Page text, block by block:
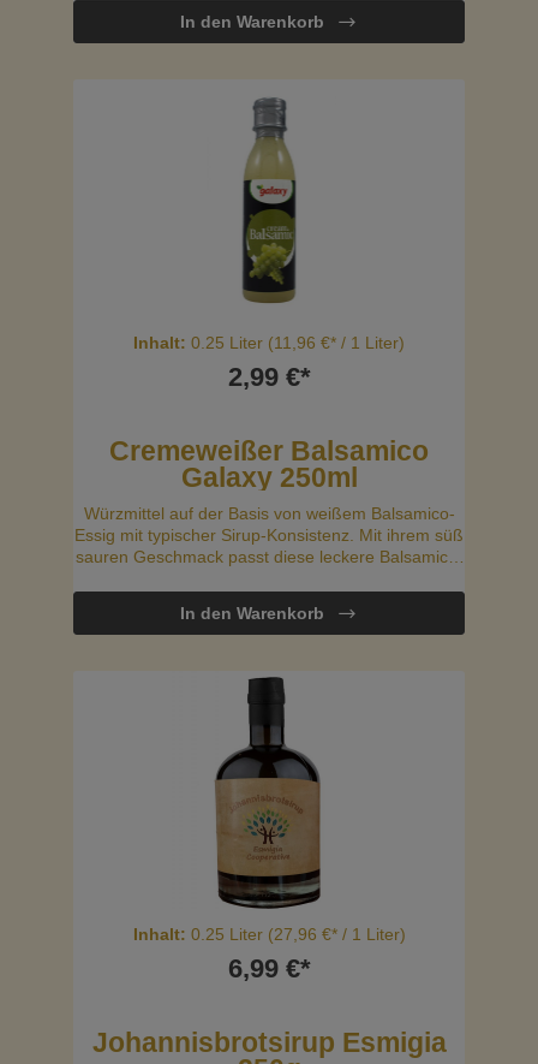
zwischen süß und herb, die ideal für eine Vielzahl
In den Warenkorb
Inhalt: 0.25 Liter (11,96 €* / 1 Liter)
2,99 €*
Cremeweißer Balsamico
Galaxy 250ml
Würzmittel auf der Basis von weißem Balsamico-
Essig mit typischer Sirup-Konsistenz. Mit ihrem süß
sauren Geschmack passt diese leckere Balsamico-
In den Warenkorb
Inhalt: 0.25 Liter (27,96 €* / 1 Liter)
6,99 €*
Johannisbrotsirup Esmigia